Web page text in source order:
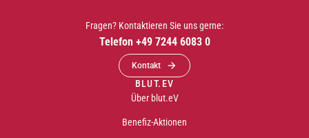
Fragen? Kontaktieren Sie uns gerne:
Telefon +49 7244 6083 0
Kontakt
BLUT.EV
Über blut.eV
Benefiz-Aktionen